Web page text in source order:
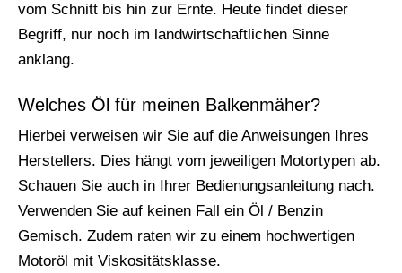
vom Schnitt bis hin zur Ernte. Heute findet dieser
Begriff, nur noch im landwirtschaftlichen Sinne
anklang.
Welches Öl für meinen Balkenmäher?
Hierbei verweisen wir Sie auf die Anweisungen Ihres
Herstellers. Dies hängt vom jeweiligen Motortypen ab.
Schauen Sie auch in Ihrer Bedienungsanleitung nach.
Verwenden Sie auf keinen Fall ein Öl / Benzin
Gemisch. Zudem raten wir zu einem hochwertigen
Motoröl mit Viskositätsklasse.